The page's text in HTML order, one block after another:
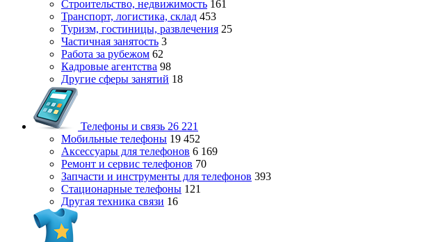
Строительство, недвижимость 161
Транспорт, логистика, склад 453
Туризм, гостиницы, развлечения 25
Частичная занятость 3
Работа за рубежом 62
Кадровые агентства 98
Другие сферы занятий 18
Телефоны и связь 26 221
Мобильные телефоны 19 452
Аксессуары для телефонов 6 169
Ремонт и сервис телефонов 70
Запчасти и инструменты для телефонов 393
Стационарные телефоны 121
Другая техника связи 16